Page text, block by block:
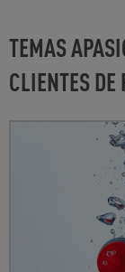
TEMAS
CLIENTES DE